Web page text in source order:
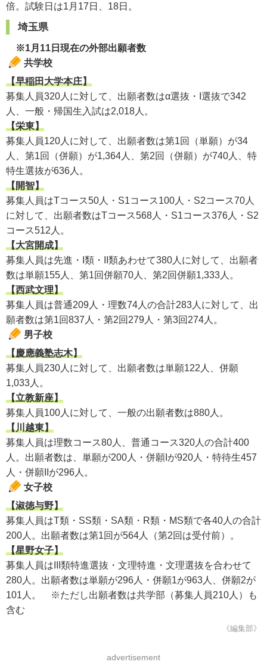
倍。試験日は1月17日、18日。
埼玉県
※1月11日現在の外部出願者数
共学校
【早稲田大学本庄】
募集人員320人に対して、出願者数はα選抜・I選抜で342
人、一般・帰国生入試は2,018人。
【栄東】
募集人員120人に対して、出願者数は第1回（単願）が34
人、第1回（併願）が1,364人、第2回（併願）が740人、特
特生選抜が636人。
【開智】
募集人員はTコース50人・S1コース100人・S2コース70人
に対して、出願者数はTコース568人・S1コース376人・S2
コース512人。
【大宮開成】
募集人員は先進・I類・II類あわせて380人に対して、出願者
数は単願155人、第1回併願70人、第2回併願1,333人。
【西武文理】
募集人員は普通209人・理数74人の合計283人に対して、出
願者数は第1回837人・第2回279人・第3回274人。
男子校
【慶應義塾志木】
募集人員230人に対して、出願者数は単願122人、併願
1,033人。
【立教新座】
募集人員100人に対して、一般の出願者数は880人。
【川越東】
募集人員は理数コース80人、普通コース320人の合計400
人。出願者数は、単願が200人・併願Iが920人・特待生457
人・併願IIが296人。
女子校
【淑徳与野】
募集人員はT類・SS類・SA類・R類・MS類で各40人の合計
200人。出願者数は第1回が564人（第2回は受付前）。
【星野女子】
募集人員はIII類特進選抜・文理特進・文理選抜を合わせて
280人。出願者数は単願が296人・併願1が963人、併願2が
101人。 ※ただし出願者数は共学部（募集人員210人）も
含む
《編集部》
advertisement